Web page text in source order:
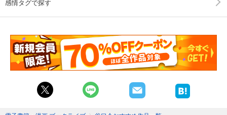
感情タグで探す